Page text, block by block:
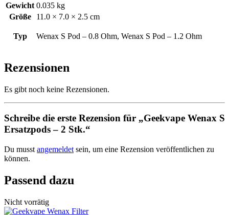
Gewicht 0.035 kg
Größe
11.0 × 7.0 × 2.5 cm
Typ Wenax S Pod – 0.8 Ohm, Wenax S Pod – 1.2 Ohm
Rezensionen
Es gibt noch keine Rezensionen.
Schreibe die erste Rezension für „Geekvape Wenax S
Ersatzpods – 2 Stk.“
Du musst angemeldet sein, um eine Rezension veröffentlichen zu
können.
Passend dazu
Nicht vorrätig